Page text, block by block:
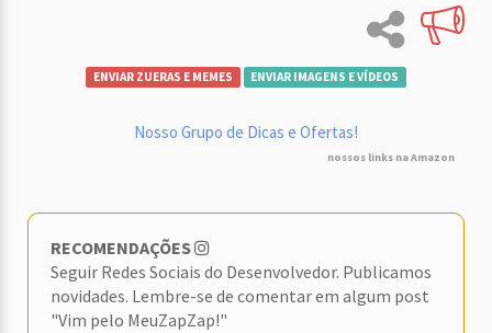
ENVIAR ZUERAS E MEMES ENVIAR IMAGENS E VÍDEOS
Nosso Grupo de Dicas e Ofertas!
nossos links na Amazon
RECOMENDAÇÕES
Seguir Redes Sociais do Desenvolvedor. Publicamos
novidades. Lembre-se de comentar em algum post
"Vim pelo MeuZapZap!"